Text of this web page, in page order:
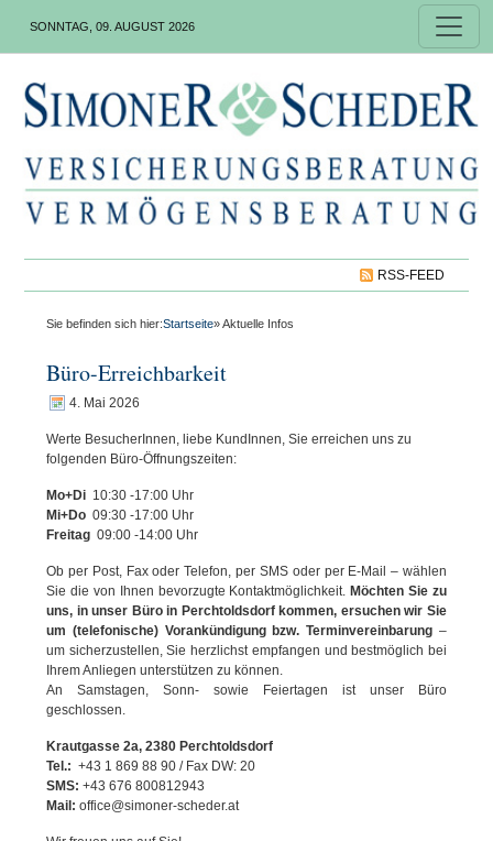
SONNTAG, 09. AUGUST 2026
RSS-FEED
Sie befinden sich hier:Startseite» Aktuelle Infos
Büro-Erreichbarkeit
4. Mai 2026
Werte BesucherInnen, liebe KundInnen, Sie erreichen uns zu
folgenden Büro-Öffnungszeiten:
Mo+Di 10:30 -17:00 Uhr
Mi+Do 09:30 -17:00 Uhr
Freitag 09:00 -14:00 Uhr
Ob per Post, Fax oder Telefon, per SMS oder per E-Mail – wählen
Sie die von Ihnen bevorzugte Kontaktmöglichkeit.Möchten Sie zu
uns, in unser Büro in Perchtoldsdorf kommen, ersuchen wir Sie
um (telefonische) Vorankündigung bzw. Terminvereinbarung –
um sicherzustellen, Sie herzlichst empfangen und bestmöglich bei
Ihrem Anliegen unterstützen zu können.
An Samstagen, Sonn- sowie Feiertagen ist unser Büro
geschlossen.
Krautgasse 2a, 2380 Perchtoldsdorf
Tel.: +43 1 869 88 90 / Fax DW: 20
SMS: +43 676 800812943
Mail: office@simoner-scheder.at